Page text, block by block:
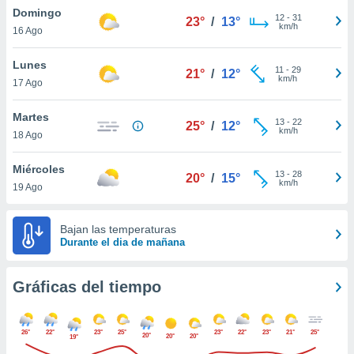
abono
únicos
similares
este sitio
IP
de
traten tus
a lo que
Para
Domingo
16 Ago
23° / 13° 12- 31
km/h
Lunes
17 Ago
21° / 12° 11 - 29
km/h
Martes
18 Ago
25° / 12° 13- 22
km/h
Miércoles
19 Ago
20° / 15° 13- 28
km/h
Bajan las temperaturas
Durante el dia de mañana
Gráficas del tiempo
26° 22°
19°
23° 25° 20° 20° 20°
23° 22° 23° 21° 25°